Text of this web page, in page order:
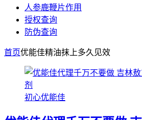
人参鹿鞭片作用
授权查询
防伪查询
首页优能佳精油抹上多久见效
初心优能佳